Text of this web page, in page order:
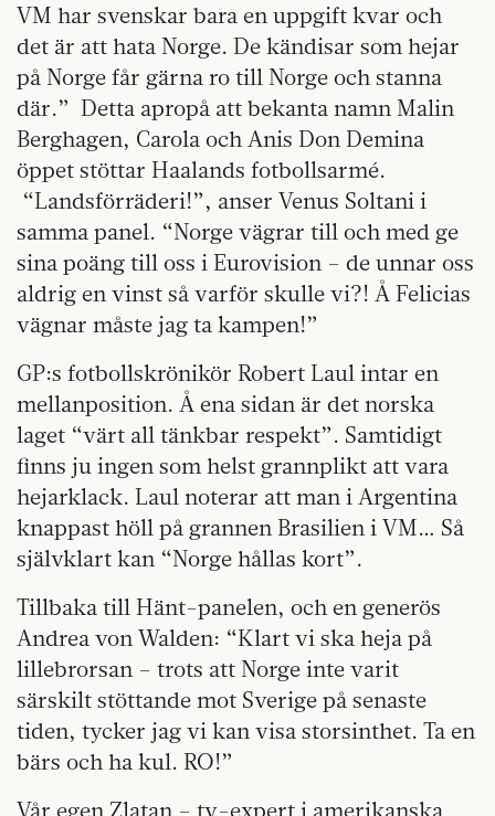
VM har svenskar bara en uppgift kvar och
det är att hata Norge. De kändisar som hejar
på Norge får gärna ro till Norge och stanna
där.” Detta apropå att bekanta namn Malin
Berghagen, Carola och Anis Don Demina
öppet stöttar Haalands fotbollsarmé.
“Landsförräderi!”, anser Venus Soltani i
samma panel. “Norge vägrar till och med ge
sina poäng till oss i Eurovision – de unnar oss
aldrig en vinst så varför skulle vi?! Å Felicias
vägnar måste jag ta kampen!”
GP:s fotbollskrönikör Robert Laul intar en
mellanposition. Å ena sidan är det norska
laget “värt all tänkbar respekt”. Samtidigt
finns ju ingen som helst grannplikt att vara
hejarklack. Laul noterar att man i Argentina
knappast höll på grannen Brasilien i VM… Så
självklart kan “Norge hållas kort”.
Tillbaka till Hänt-panelen, och en generös
Andrea von Walden: “Klart vi ska heja på
lillebrorsan – trots att Norge inte varit
särskilt stöttande mot Sverige på senaste
tiden, tycker jag vi kan visa storsinthet. Ta en
bärs och ha kul. RO!”
Vår egen Zlatan – tv-expert i amerikanska